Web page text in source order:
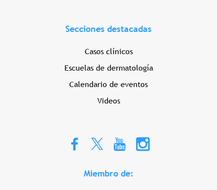
Secciones destacadas
Casos clínicos
Escuelas de dermatología
Calendario de eventos
Videos
Miembro de: